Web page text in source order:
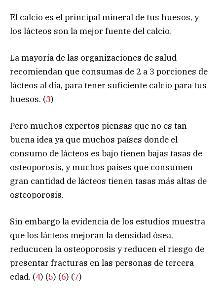
El calcio es el principal mineral de tus huesos, y
los lácteos son la mejor fuente del calcio.
La mayoría de las organizaciones de salud
recomiendan que consumas de 2 a 3 porciones de
lácteos al día, para tener suficiente calcio para tus
huesos. (3)
Pero muchos expertos piensas que no es tan
buena idea ya que muchos países donde el
consumo de lácteos es bajo tienen bajas tasas de
osteoporosis, y muchos países que consumen
gran cantidad de lácteos tienen tasas más altas de
osteoporosis.
Sin embargo la evidencia de los estudios muestra
que los lácteos mejoran la densidad ósea,
reducucen la osteoporosis y reducen el riesgo de
presentar fracturas en las personas de tercera
edad. (4) (5) (6) (7)